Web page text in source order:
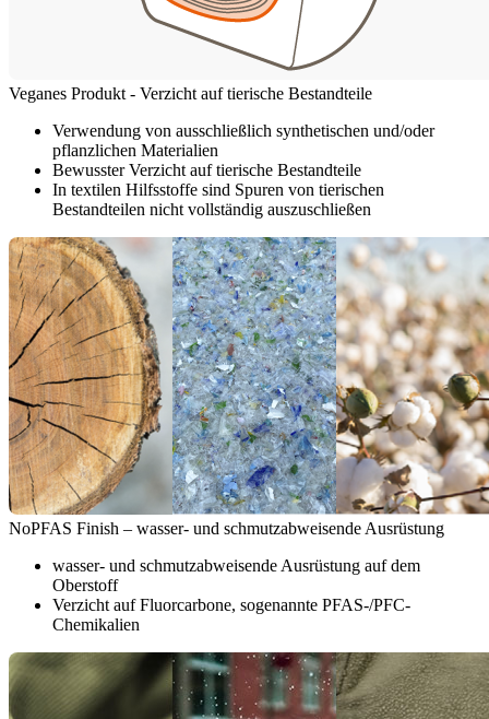
Veganes Produkt - Verzicht auf tierische Bestandteile
Verwendung von ausschließlich synthetischen und/oder
pflanzlichen Materialien
Bewusster Verzicht auf tierische Bestandteile
In textilen Hilfsstoffe sind Spuren von tierischen
Bestandteilen nicht vollständig auszuschließen
NoPFAS Finish – wasser- und schmutzabweisende Ausrüstung
wasser- und schmutzabweisende Ausrüstung auf dem
Oberstoff
Verzicht auf Fluorcarbone, sogenannte PFAS-/PFC-
Chemikalien